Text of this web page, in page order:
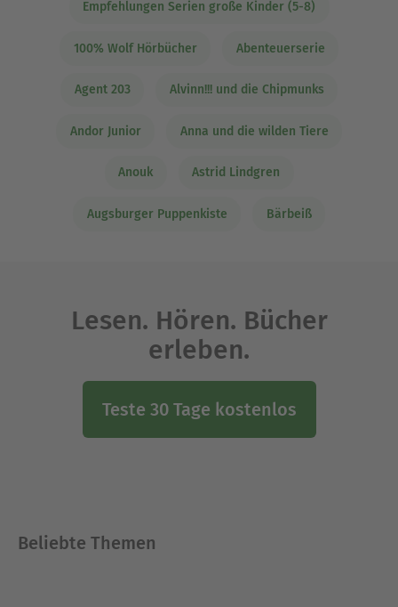
Empfehlungen Serien große Kinder (5-8)
100% Wolf Hörbücher Abenteuerserie
Agent 203 Alvinn!!! und die Chipmunks
Andor Junior Anna und die wilden Tiere
Anouk Astrid Lindgren
Augsburger Puppenkiste Bärbeiß
Lesen. Hören. Bücher
erleben.
Teste 30 Tage kostenlos
Beliebte Themen